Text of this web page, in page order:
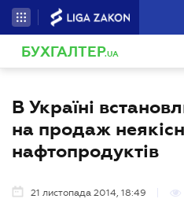
БУХГАЛТЕР.UA
В Україні
на продаж
нафтопродуктів
21 листопада 2014, 18:49